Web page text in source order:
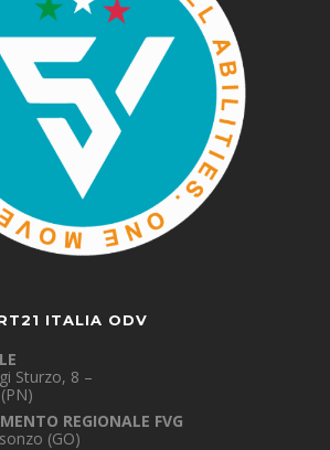
ITALIA ODV
Sturzo, 8 –
REGIONALE FVG
(GO)